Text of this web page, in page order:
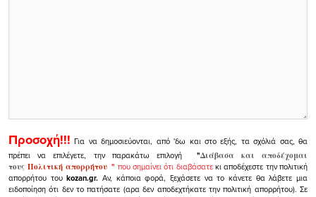
Προσοχή!!! Για να δημοσιεύονται, από 'δω και στο εξής, τα σχόλιά σας, θα
πρέπει να επιλέγετε, την παρακάτω επιλογή
"Διάβασα και αποδέχομαι
τουςΠολιτική απορρήτου" που σημαίνει ότι διαβάσατεκι αποδέχεστε την πολιτική
απορρήτου τουkozan.gr. Αν, κάποια φορά, ξεχάσετε να το κάνετε θα λάβετε μια
ειδοποίηση ότι δεν το πατήσατε (αρα δεν αποδεχτήκατε την πολιτική απορρήτου). Σε